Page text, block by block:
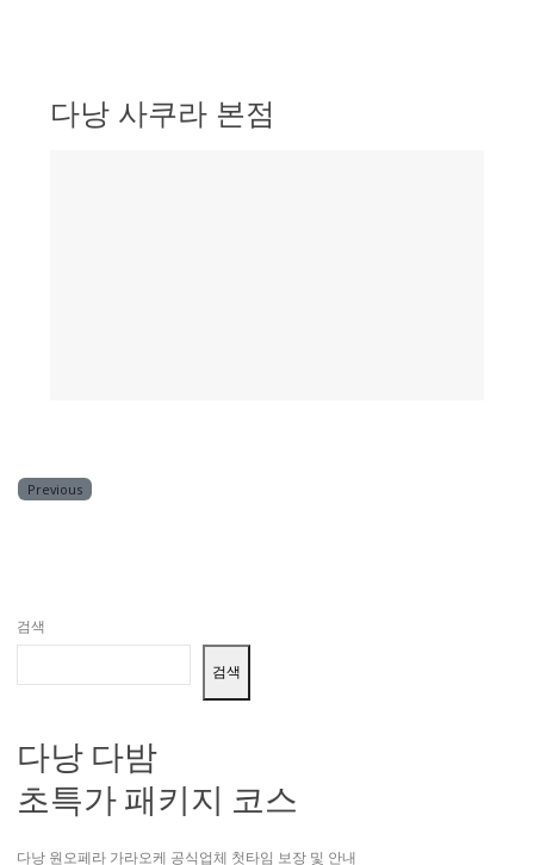
다낭 사쿠라 본점
Previous
검색
검색
다낭 다밤
초특가 패키지 코스
다낭 원오페라 가라오케 공식업체 첫타임 보장 및 안내